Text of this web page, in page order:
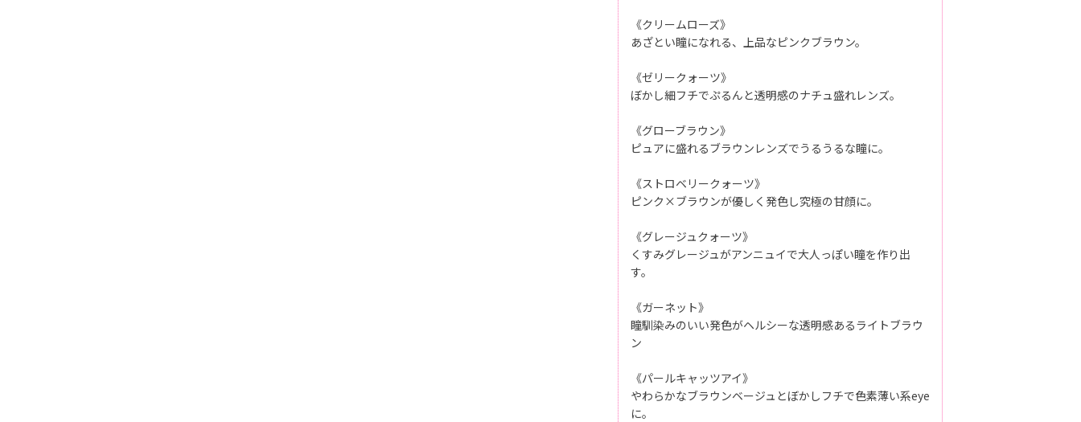
《クリームローズ》
あざとい瞳になれる、上品なピンクブラウン。
《ゼリークォーツ》
ぼかし細フチでぷるんと透明感のナチュ盛れレンズ。
《グローブラウン》
ピュアに盛れるブラウンレンズでうるうるな瞳に。
《ストロベリークォーツ》
ピンク×ブラウンが優しく発色し究極の甘顔に。
《グレージュクォーツ》
くすみグレージュがアンニュイで大人っぽい瞳を作り出
す。
《ガーネット》
瞳馴染みのいい発色がヘルシーな透明感あるライトブラウ
ン
《パールキャッツアイ》
やわらかなブラウンベージュとぼかしフチで色素薄い系eye
に。